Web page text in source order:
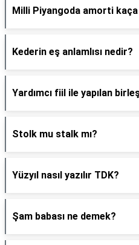
Milli Piyangoda amorti
Kederin eş anlamlısı nedir?
Yardımcı fiil ile yapılan
Stolk mu stalk mı?
Yüzyıl nasıl yazılır TDK?
Şam babası ne demek?